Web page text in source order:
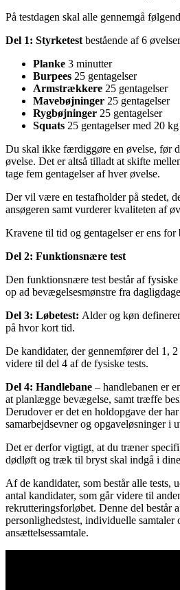
På testdagen skal alle gennemgå
Del 1: Styrketest bestående af 6
Planke 3 minutter
Burpees 25 gentagelser
Armstrækkere 25 gentagelser
Mavebøjninger 25 gentagelser
Rygbøjninger 25 gentagelser
Squats 25 gentagelser med 20
Du skal ikke færdiggøre en øvelse, før
øvelse. Det er altså tilladt at skifte
tage fem gentagelser af hver øvelse.
Der vil være en testafholder på stedet,
ansøgeren samt vurderer kvaliteten af
Kravene til tid og gentagelser er ens
Del 2: Funktionsnære test
Den funktionsnære test består af
op ad bevægelsesmønstre fra
Del 3: Løbetest: Alder og køn
på hvor kort tid.
De kandidater, der gennemfører del 1,
videre til del 4 af de fysiske tests.
Del 4: Handlebane – handlebanen er
at planlægge bevægelse, samt træffe
Derudover er det en holdopgave der
samarbejdsevner og opgaveløsninger i
Det er derfor vigtigt, at du træner
dødløft og træk til bryst skal indgå i
Af de kandidater, som består alle tests,
antal kandidater, som går videre til
rekrutteringsforløbet. Denne del består
personlighedstest, individuelle samtaler
ansættelsessamtale.